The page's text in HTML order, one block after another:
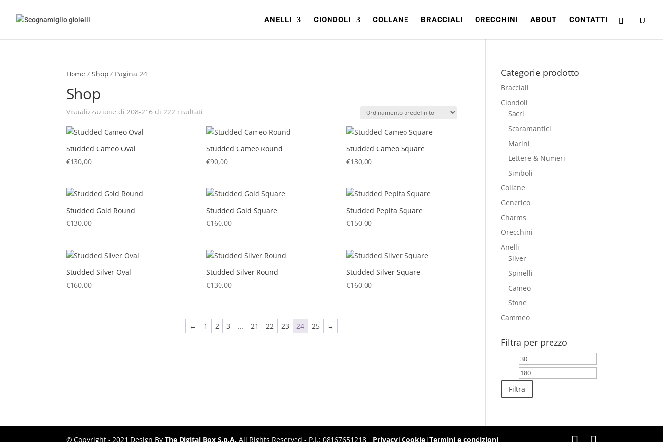
ANELLI CIONDOLI COLLANE BRACCIALI ORECCHINI ABOUT CONTATTI
Home /Shop / Pagina 24
Shop
Visualizzazione di 208-216 di 222 risultati
Studded Cameo Oval
€130,00
Studded Cameo Round
€90,00
Studded Cameo Square
€130,00
Studded Gold Round
€130,00
Studded Gold Square
€160,00
Studded Pepita Square
€150,00
Studded Silver Oval
€160,00
Studded Silver Round
€130,00
Studded Silver Square
€160,00
← 1 2 3 … 21 22 23 24 25 →
Categorie prodotto
Bracciali
Ciondoli
Sacri
Scaramantici
Marini
Lettere & Numeri
Simboli
Collane
Generico
Charms
Orecchini
Anelli
Silver
Spinelli
Cameo
Stone
Cammeo
Filtra per prezzo
Prezzo
Min
Filtra
© Copyright - 2021 Design ByThe Digital Box S.p.A. All Rights Reserved - P.I.: 08167651218 Privacy|Cookie|Termini e condizioni